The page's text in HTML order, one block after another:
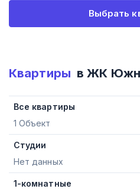
Выбрать
Квартиры в ЖК
Все квартиры
1 Объект
Студии
Нет данных
1-комнатные